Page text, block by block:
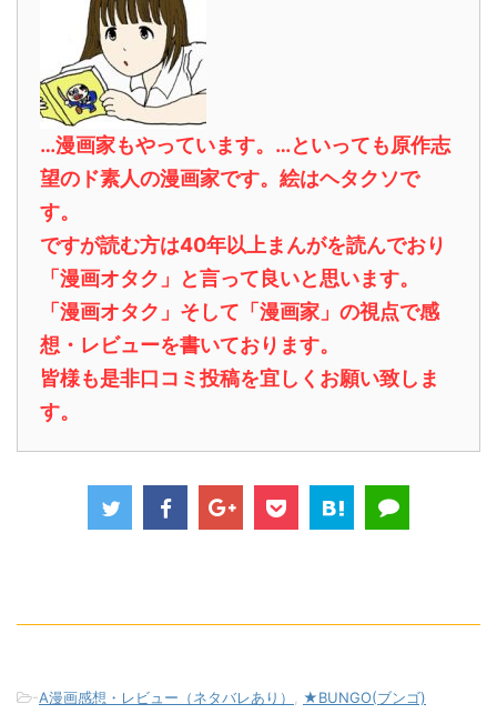
…漫画家もやっています。…といっても原作志
望のド素人の漫画家です。絵はヘタクソで
す。
ですが読む方は40年以上まんがを読んでおり
「漫画オタク」と言って良いと思います。
「漫画オタク」そして「漫画家」の視点で感
想・レビューを書いております。
皆様も是非口コミ投稿を宜しくお願い致しま
す。
-A漫画感想・レビュー（ネタバレあり） ★BUNGO(ブンゴ)